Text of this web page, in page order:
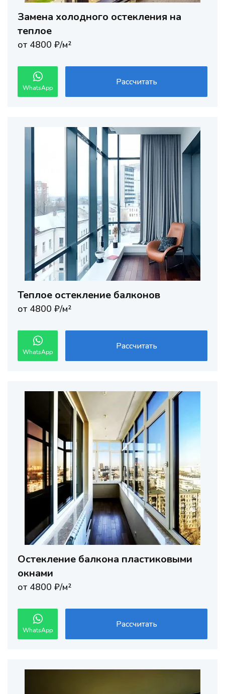
Замена холодного остекления на
теплое
от 4800 ₽/м²
WhatsApp
Рассчитать
Теплое остекление балконов
от 4800 ₽/м²
WhatsApp
Рассчитать
Остекление балкона пластиковыми
окнами
от 4800 ₽/м²
WhatsApp
Рассчитать